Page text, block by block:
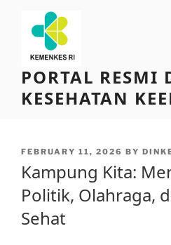
content
PORTAL RESMI
KESEHATAN
POSTED
FEBRUARY 11, 2026 BY
Kampung Kita:
Politik, Olahraga,
Sehat